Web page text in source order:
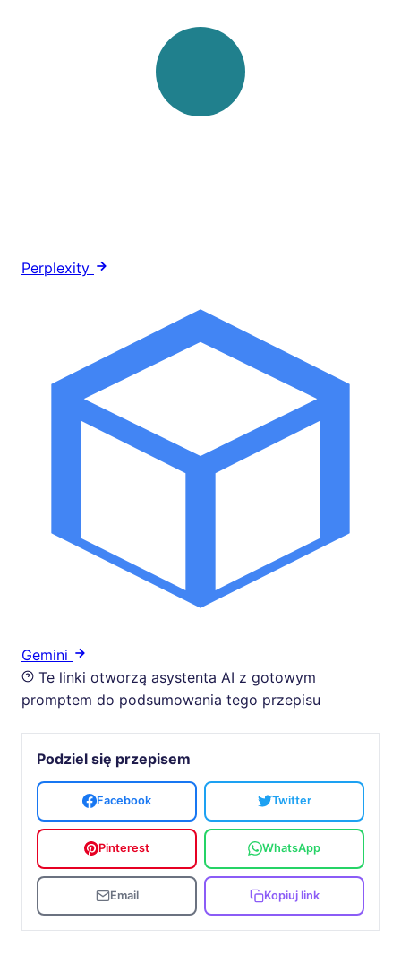
Perplexity
Gemini
Te linki otworzą asystenta AI z gotowym
promptem do podsumowania tego przepisu
Podziel się przepisem
Facebook Twitter
Pinterest WhatsApp
Email Kopiuj link